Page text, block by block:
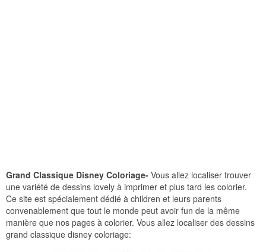
Grand Classique Disney Coloriage- Vous allez localiser trouver
une variété de dessins lovely à imprimer et plus tard les colorier.
Ce site est spécialement dédié à children et leurs parents
convenablement que tout le monde peut avoir fun de la même
manière que nos pages à colorier. Vous allez localiser des dessins
grand classique disney coloriage: